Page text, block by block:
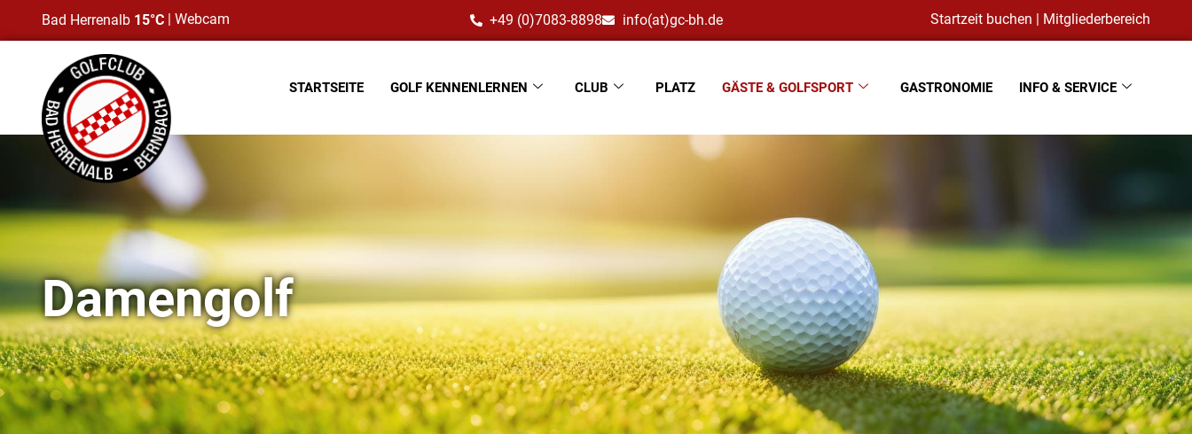
Bad Herrenalb 15°C | Webcam +49 (0)7083-8898 info(at)gc-bh.de Startzeit buchen | Mitgliederbereich
STARTSEITE GOLF KENNENLERNEN CLUB PLATZ GÄSTE & GOLFSPORT GASTRONOMIE INFO & SERVICE
Damengolf